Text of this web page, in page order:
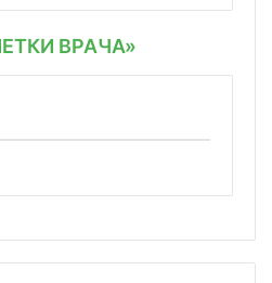
ВРАЧА»